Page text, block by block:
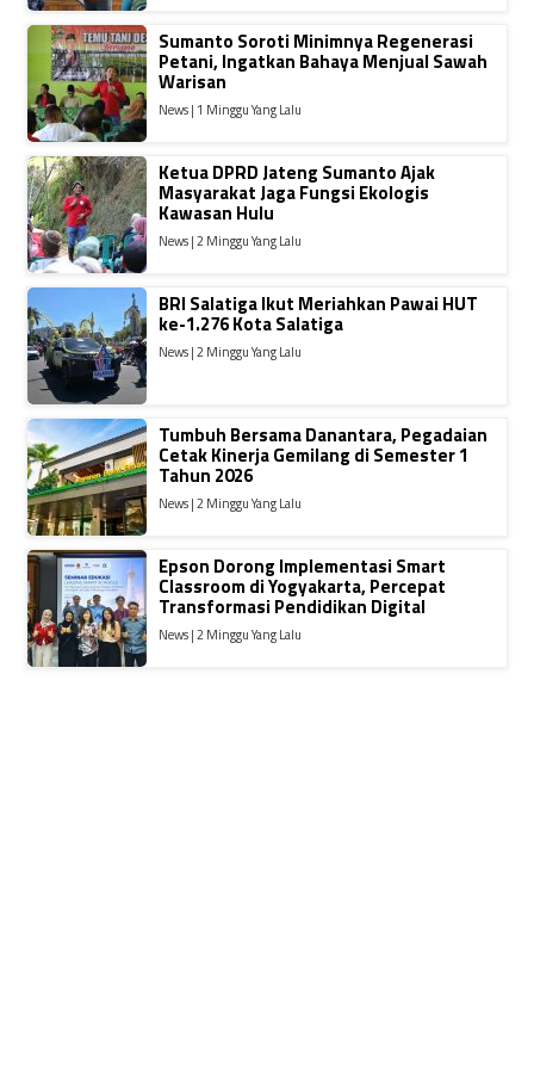
Sumanto Soroti Minimnya Regenerasi
Petani, Ingatkan Bahaya Menjual Sawah
Warisan
News | 1 Minggu Yang Lalu
Ketua DPRD Jateng Sumanto Ajak
Masyarakat Jaga Fungsi Ekologis
Kawasan Hulu
News | 2 Minggu Yang Lalu
BRI Salatiga Ikut Meriahkan Pawai HUT
ke-1.276 Kota Salatiga
News | 2 Minggu Yang Lalu
Tumbuh Bersama Danantara, Pegadaian
Cetak Kinerja Gemilang di Semester 1
Tahun 2026
News | 2 Minggu Yang Lalu
Epson Dorong Implementasi Smart
Classroom di Yogyakarta, Percepat
Transformasi Pendidikan Digital
News | 2 Minggu Yang Lalu